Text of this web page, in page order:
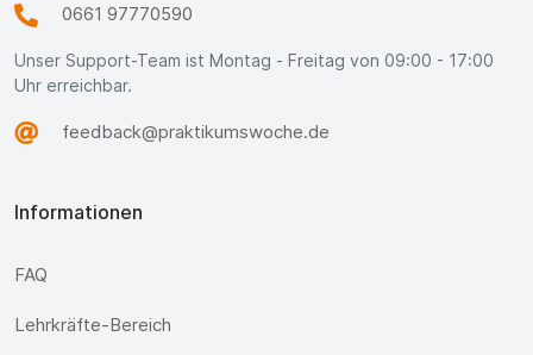
0661 97770590
Unser Support-Team ist Montag - Freitag von 09:00 - 17:00
Uhr erreichbar.
feedback@praktikumswoche.de
Informationen
FAQ
Lehrkräfte-Bereich